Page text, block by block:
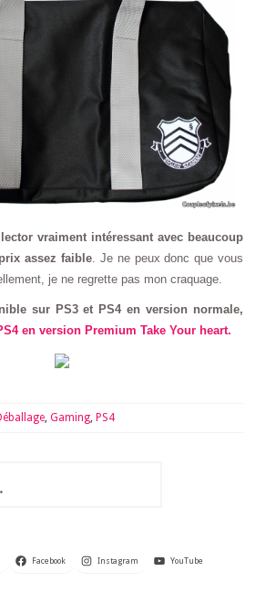
vraiment intéressant avec beaucoup
assez faible . Je ne peux donc que vous
je ne regrette pas mon craquage.
sur PS3 et PS4 en version normale,
en version Premium Take Your heart.
Gaming PS4
Facebook Instagram YouTube